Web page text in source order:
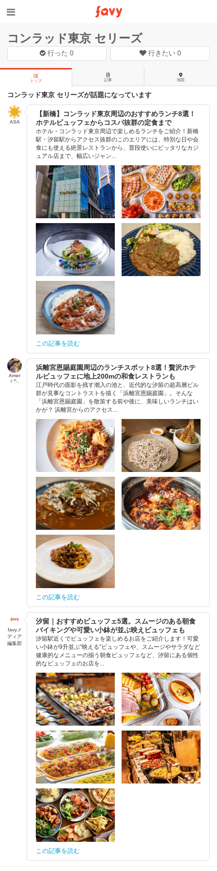
コンラッド東京 セリーズ
行った0 行きたい 0
トップ 記事 地図
コンラッド東京 セリーズが話題になっています
ASA
【新橋】コンラッド東京周辺のおすすめランチ8選！
ホテルビュッフェからコスパ抜群の定食まで
ホテル・コンラッド東京周辺で楽しめるランチをご紹介！新橋
駅・汐留駅からアクセス抜群のこのエリアには、特別な日や会
食にも使える絶景レストランから、普段使いにピッタリなカジ
ュアル店まで、幅広いジャン...
この記事を読む
Amer
i･*:.
浜離宮恩賜庭園周辺のランチスポット8選！贅沢ホテ
ルビュッフェに地上200mの和食レストランも
江戸時代の面影を残す潮入の池と、近代的な汐留の超高層ビル
群が見事なコントラストを描く「浜離宮恩賜庭園」。そんな
「浜離宮恩賜庭園」を散策する前や後に、美味しいランチはい
かが？ 浜離宮からのアクセス...
この記事を読む
favyメ
ディア
編集部
汐留｜おすすめビュッフェ5選。スムージのある朝食
バイキングや可愛い小鉢が並ぶ映えビュッフェも
汐留駅近くでビュッフェを楽しめるお店をご紹介します！可愛
い小鉢が9升並ぶ“映える”ビュッフェや、スムージやサラダなど
健康的なメニューの揃う朝食ビュッフェなど、汐留にある個性
的なビュッフェのお店を...
この記事を読む